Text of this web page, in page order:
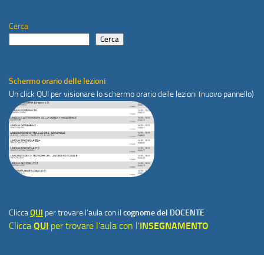
Cerca
Cerca
Schermo orario delle lezioni
Un click QUI per visionare lo schermo orario delle lezioni (nuovo pannello)
CliccaQUI per trovare l'aula con il cognome del DOCENTE
Clicca QUI per trovare l'aula con l'INSEGNAMENTO